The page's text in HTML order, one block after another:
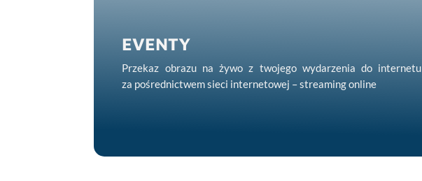
EVENTY
Przekaz obrazu na żywo z twojego wydarzenia do internetu
za pośrednictwem sieci internetowej – streaming online